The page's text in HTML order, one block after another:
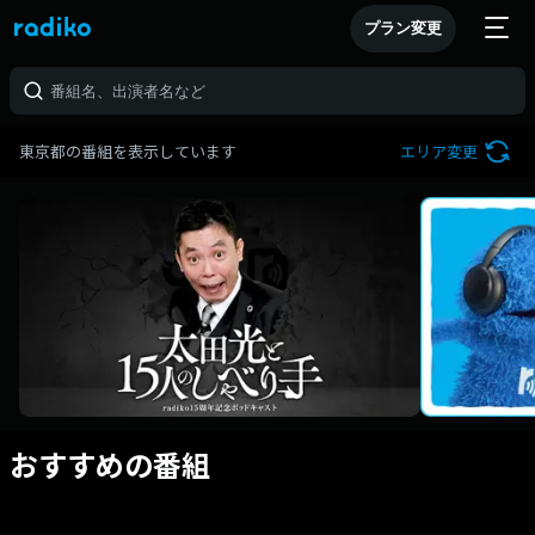
プラン変更
東京都の番組を表示しています エリア変更
おすすめの番組